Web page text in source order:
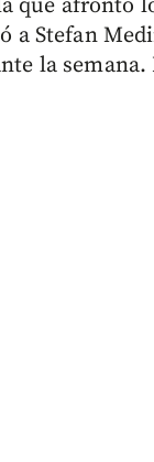
que afrontó
Stefan
la semana.